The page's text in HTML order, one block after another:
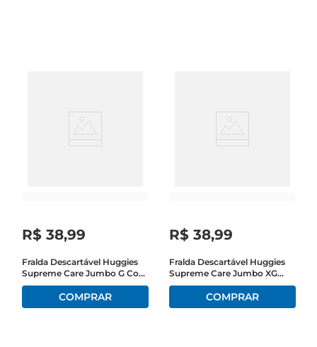
R$ 38,99
Fralda Descartável Huggies
Supreme Care Jumbo G Com
20 Unidades
R$ 38,99
Fralda Descartável Huggies
Supreme Care Jumbo XG
Com 16 Unidades